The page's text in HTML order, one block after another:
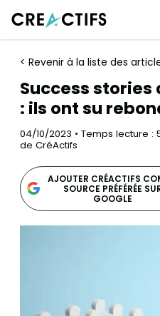
< Revenir à la liste des
Success stories
: ils ont su
04/10/2023 • Temps lecture
de CréActifs
AJOUTER CRÉACTIFS
SOURCE PRÉFÉRÉE
GOOGLE